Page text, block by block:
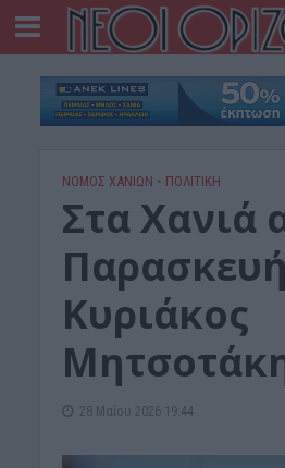
ΝΟΜΌΣ ΧΑΝΊΩΝ • ΠΟΛΙΤΙΚΗ
Στα Χανιά
Κυριάκος
28 Μαΐου 2026 19:44